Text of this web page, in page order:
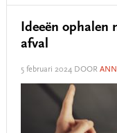
Ideeën ophalen
afval
5 februari 2024DOOR